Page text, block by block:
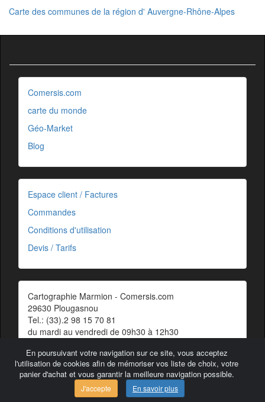
Carte des communes de la région d' Auvergne-Rhône-Alpes
En poursuivant votre navigation sur ce site, vous acceptez
l'utilisation de cookies afin de mémoriser vos liste de choix, votre
panier d'achat et vous garantir la meilleure navigation possible.
J'accepte En savoir plus
Comersis.com
carte du monde
Géo-Market
Blog
Espace client / Factures
Commandes
Conditions d'utilisation
Devis / Tarifs
Cartographie Marmion - Comersis.com
29630 Plougasnou
Tel.: (33).2 98 15 70 81
du mardi au vendredi de 09h30 à 12h30
Contact